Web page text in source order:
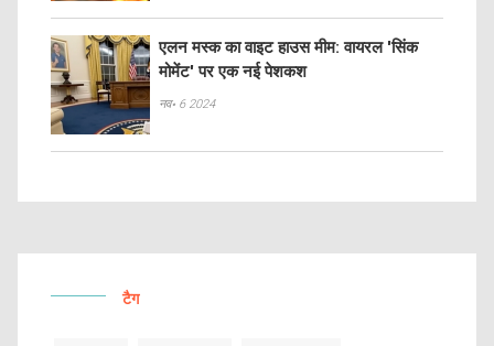
एलन मस्क का वाइट हाउस मीम: वायरल 'सिंक
मोमेंट' पर एक नई पेशकश
नव॰ 6 2024
टैग